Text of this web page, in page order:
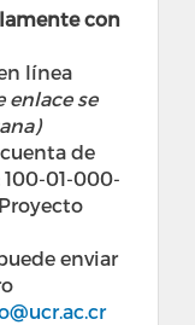
con
línea
enlace se
de
01-000-
enviar